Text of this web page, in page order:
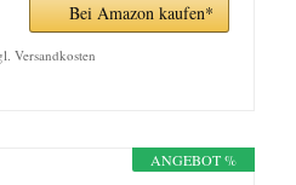
Bei Amazon kaufen*
Versandkosten
ANGEBOT %